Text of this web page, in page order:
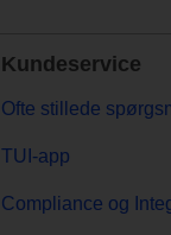
Kundeservice
Ofte stillede
TUI-app
Compliance og